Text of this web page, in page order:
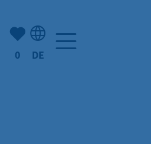
Anzahl der gemerkten
0 DE